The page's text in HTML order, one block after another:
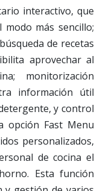
interactivo, que
más sencillo;
de recetas
aprovechar al
monitorización
información útil
y control
opción Fast Menu
personalizados,
de cocina el
Esta función